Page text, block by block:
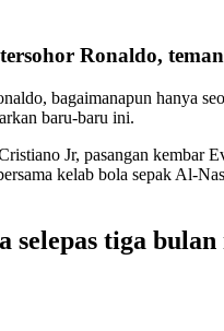
Ronaldo,
bagaimanapun hanya
baru-baru ini.
Jr, pasangan kembar
kelab bola sepak Al-
tiga